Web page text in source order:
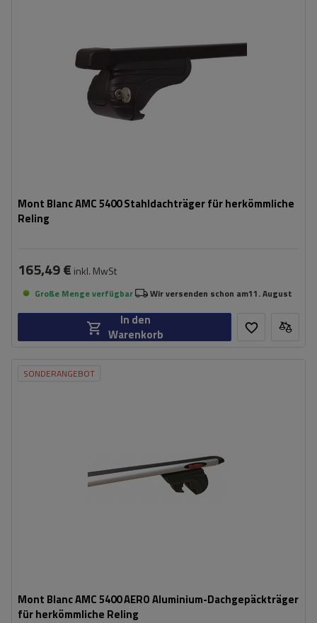
Mont Blanc AMC 5400 Stahldachträger für herkömmliche
Reling
165,49 € inkl. MwSt
Große Menge verfügbar Wir versenden schon am11. August
In den
Warenkorb
SONDERANGEBOT
Mont Blanc AMC 5400 AERO Aluminium-Dachgepäckträger
für herkömmliche Reling